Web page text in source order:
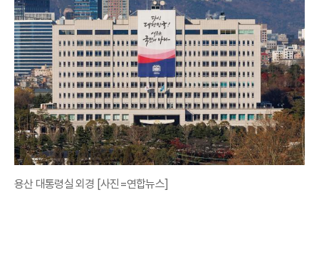
용산 대통령실 외경 [사진=연합뉴스]